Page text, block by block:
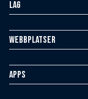
Lag
Webbplatser
Apps